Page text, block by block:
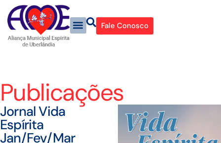
Fale Conosco
Publicações
Jornal Vida
Espírita
Jan/Fev/Mar